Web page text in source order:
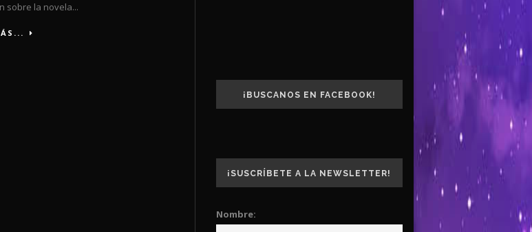
sobre la novela...
¡BUSCANOS EN FACEBOOK!
¡SUSCRÍBETE A LA NEWSLETTER!
Nombre: